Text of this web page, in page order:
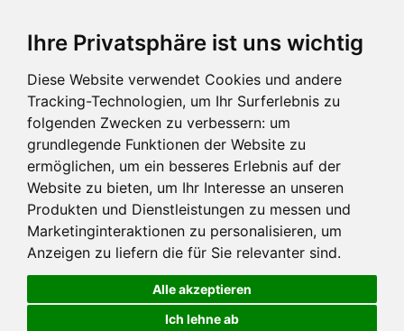
Ihre Privatsphäre ist uns wichtig
Diese Website verwendet Cookies und andere
Tracking-Technologien, um Ihr Surferlebnis zu
folgenden Zwecken zu verbessern: um
grundlegende Funktionen der Website zu
ermöglichen, um ein besseres Erlebnis auf der
Website zu bieten, um Ihr Interesse an unseren
Produkten und Dienstleistungen zu messen und
Marketinginteraktionen zu personalisieren, um
Anzeigen zu liefern die für Sie relevanter sind.
Alle akzeptieren
Ich lehne ab
Hauptinhalt